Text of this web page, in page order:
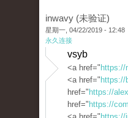
inwavy (未验证)
星期一, 04/22/2019 - 12:48
永久连接
vsyb
<a href=" https://
<a href=" https://
href=" https://
href=" https://